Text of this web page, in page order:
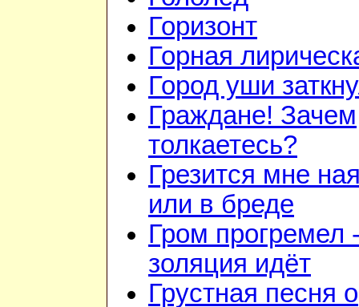
Горизонт
Горная
Город уши
Граждане! Зачем
толкаетесь?
Грезится мне
или в бреде
Гром прогремел
золяция идёт
Грустная песня о